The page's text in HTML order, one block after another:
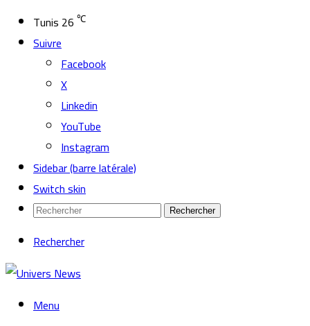
Tunis 26 ℃
Suivre
Facebook
X
Linkedin
YouTube
Instagram
Sidebar (barre latérale)
Switch skin
Rechercher
Rechercher
Menu